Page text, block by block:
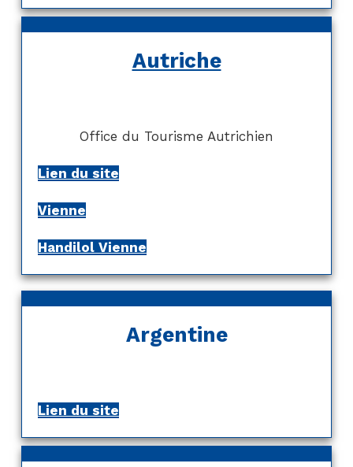
Autriche
Office du Tourisme Autrichien
Lien du site
Vienne
Handilol Vienne
Argentine
Lien du site